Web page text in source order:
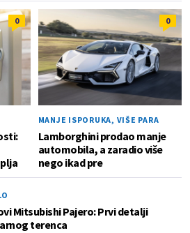
0 0
MANJE ISPORUKA, VIŠE PARA
Lamborghini prodao manje
automobila, a zaradio više
nego ikad pre
Mitsubishi Pajero: Prvi detalji
terenca